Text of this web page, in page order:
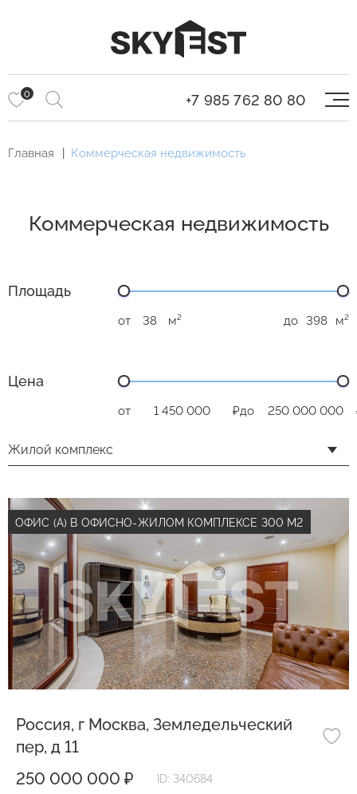
0 +7 985 762 80 80
Главная Коммерческая недвижимость
Коммерческая недвижимость
Площадь
от м² до м²
Цена
от ₽до
Жилой комплекс
ОФИС (А) В ОФИСНО-ЖИЛОМ КОМПЛЕКСЕ 300 М2
Россия, г Москва, Земледельческий
пер, д 11
250 000 000 ₽
ID: 340684